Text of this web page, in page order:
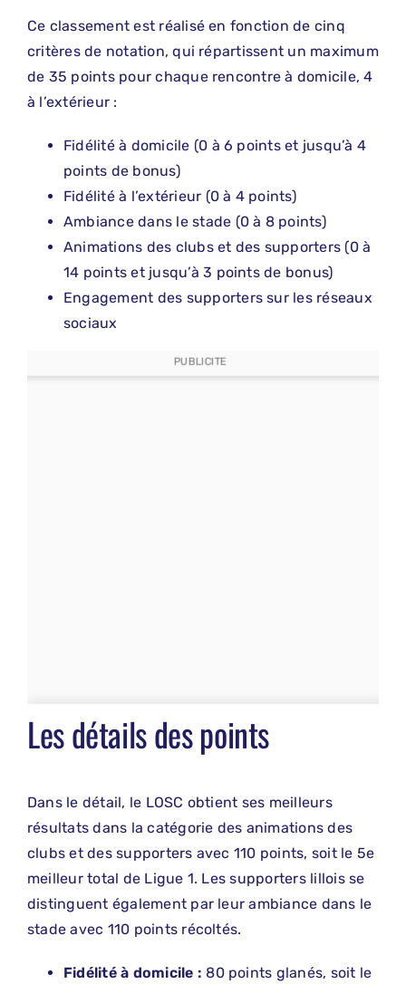
Ce classement est réalisé en fonction de cinq
critères de notation, qui répartissent un maximum
de 35 points pour chaque rencontre à domicile, 4
à l’extérieur :
Fidélité à domicile (0 à 6 points et jusqu’à 4
points de bonus)
Fidélité à l’extérieur (0 à 4 points)
Ambiance dans le stade (0 à 8 points)
Animations des clubs et des supporters (0 à
14 points et jusqu’à 3 points de bonus)
Engagement des supporters sur les réseaux
sociaux
PUBLICITE
Les détails des points
Dans le détail, le LOSC obtient ses meilleurs
résultats dans la catégorie des animations des
clubs et des supporters avec 110 points, soit le 5e
meilleur total de Ligue 1. Les supporters lillois se
distinguent également par leur ambiance dans le
stade avec 110 points récoltés.
Fidélité à domicile : 80 points glanés, soit le